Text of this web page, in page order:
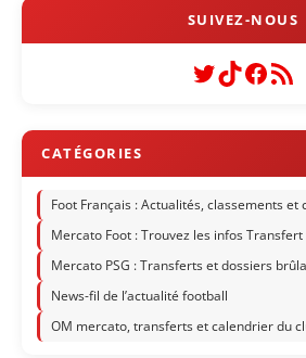
Twitter
TikTok
Flux RSS
Foot Français : Actualités, classements et
Mercato Foot : Trouvez les infos
Mercato PSG : Transferts et dossiers
News-fil de l’actualité football
OM mercato, transferts et calendrier du